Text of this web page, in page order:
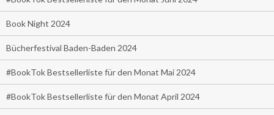
Book Night 2024
Bücherfestival Baden-Baden 2024
#BookTok Bestsellerliste für den Monat Mai 2024
#BookTok Bestsellerliste für den Monat April 2024